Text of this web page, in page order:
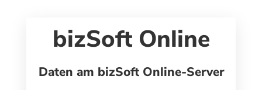
bizSoft Online
Daten am bizSoft Online-Server